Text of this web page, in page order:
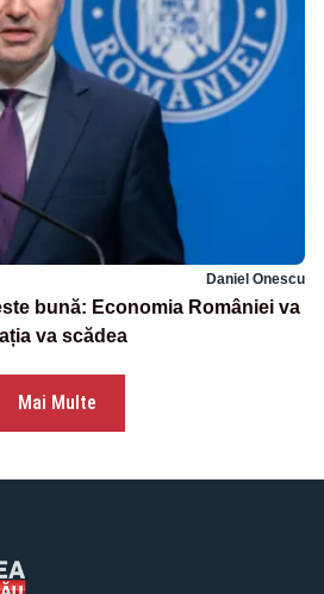
Daniel Onescu
bună: Economia României va
va scădea
Mai Multe